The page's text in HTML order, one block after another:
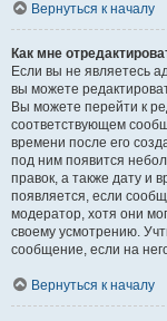
Вернуться к началу
Как мне
Если вы не являетесь
вы можете
Вы можете перейти к
соответствующем
времени после его
под ним появится
правок, а также дату и
появляется, если
модератор, хотя они
своему усмотрению.
сообщение, если на
Вернуться к началу